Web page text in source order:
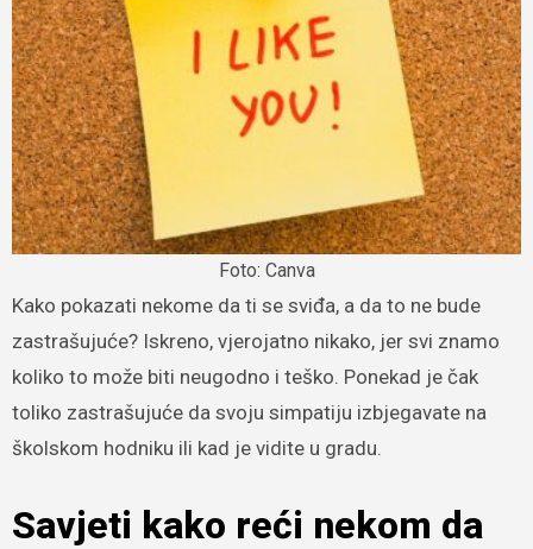
Foto: Canva
Kako pokazati nekome da ti se sviđa, a da to ne bude
zastrašujuće? Iskreno, vjerojatno nikako, jer svi znamo
koliko to može biti neugodno i teško. Ponekad je čak
toliko zastrašujuće da svoju simpatiju izbjegavate na
školskom hodniku ili kad je vidite u gradu.
Savjeti kako reći nekom da